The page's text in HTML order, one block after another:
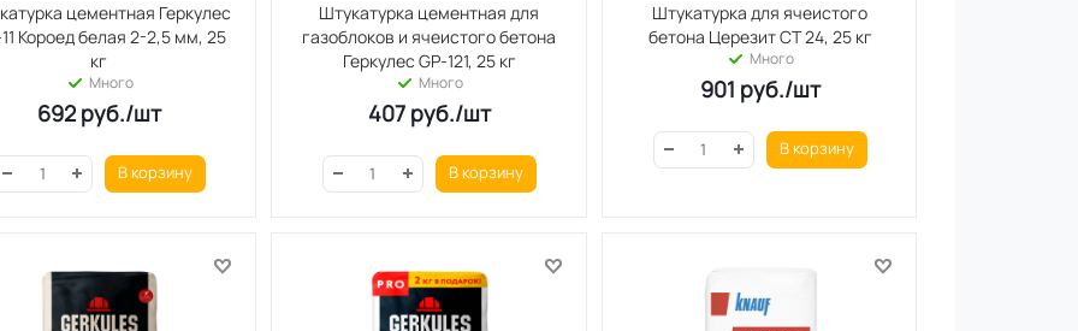
цементная Геркулес
Короед белая 2-2,5 мм, 25
кг
Много
692руб./шт
В корзину
Штукатурка цементная для
газоблоков и ячеистого бетона
Геркулес GP-121, 25 кг
Много
407руб./шт
В корзину
Штукатурка для ячеистого
бетона Церезит СТ 24, 25 кг
Много
901 руб./шт
В корзину